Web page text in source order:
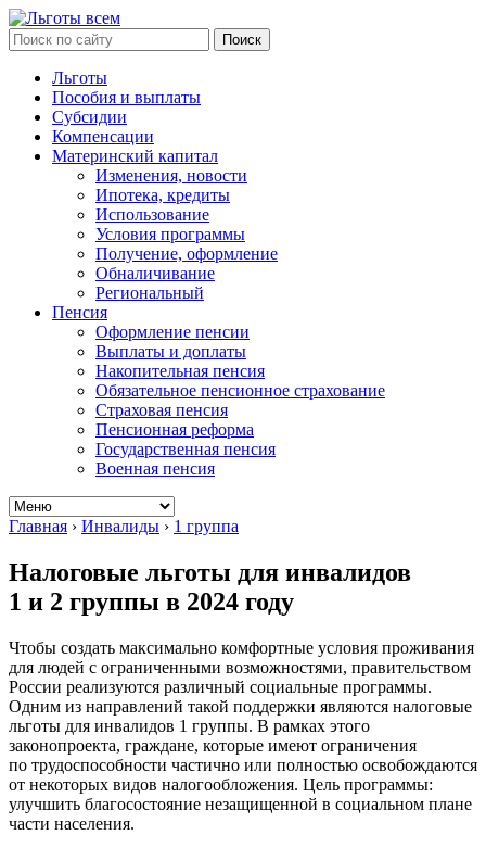
Льготы
Пособия и выплаты
Субсидии
Компенсации
Материнский капитал
Изменения, новости
Ипотека, кредиты
Использование
Условия программы
Получение, оформление
Обналичивание
Региональный
Пенсия
Оформление пенсии
Выплаты и доплаты
Накопительная пенсия
Обязательное пенсионное страхование
Страховая пенсия
Пенсионная реформа
Государственная пенсия
Военная пенсия
Главная › Инвалиды › 1 группа
Налоговые льготы для инвалидов
1 и 2 группы в 2024 году
Чтобы создать максимально комфортные условия проживания
для людей с ограниченными возможностями, правительством
России реализуются различный социальные программы.
Одним из направлений такой поддержки являются налоговые
льготы для инвалидов 1 группы. В рамках этого
законопроекта, граждане, которые имеют ограничения
по трудоспособности частично или полностью освобождаются
от некоторых видов налогообложения. Цель программы:
улучшить благосостояние незащищенной в социальном плане
части населения.